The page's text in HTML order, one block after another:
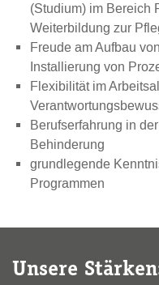
(Studium) im Bereich
Weiterbildung zur
Freude am Aufbau
Installierung von
Flexibilität im
Berufserfahrung in
Behinderung
grundlegende
Programmen
Unsere